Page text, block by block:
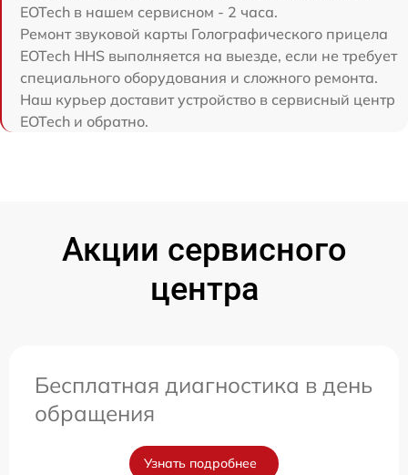
EOTech в нашем сервисном - 2 часа.
Ремонт звуковой карты Голографического прицела
EOTech HHS выполняется на выезде, если не требует
специального оборудования и сложного ремонта.
Наш курьер доставит устройство в сервисный центр
EOTech и обратно.
Акции сервисного
центра
Бесплатная диагностика в день
обращения
Узнать подробнее